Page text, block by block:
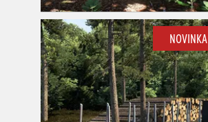
NOVINKA